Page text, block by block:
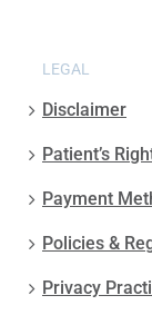
LEGAL
Disclaimer
Patient’s
Payment
Policies &
Privacy